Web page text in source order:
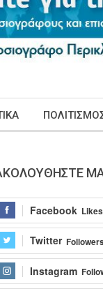
Facebook Likes
Twitter
Instagram